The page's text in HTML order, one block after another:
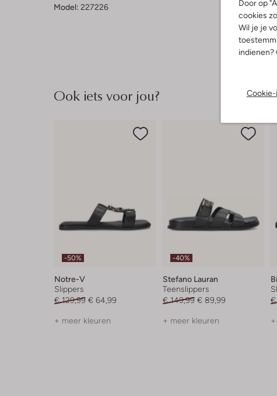
Door op
cookies
Wil je je
indienen?
Model: 227226
Ook iets voor jou?
-50%
Notre-V
Slippers
€ 129,99 € 64,99
+ meer kleuren
-40%
Stefano Lauran
Teenslippers
€ 149,99 € 89,99
+ meer kleuren
€